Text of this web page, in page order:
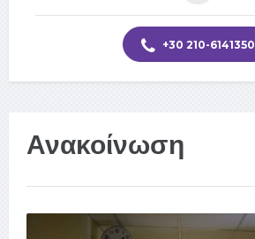
+30 210-6141350
Ανακοίνωση